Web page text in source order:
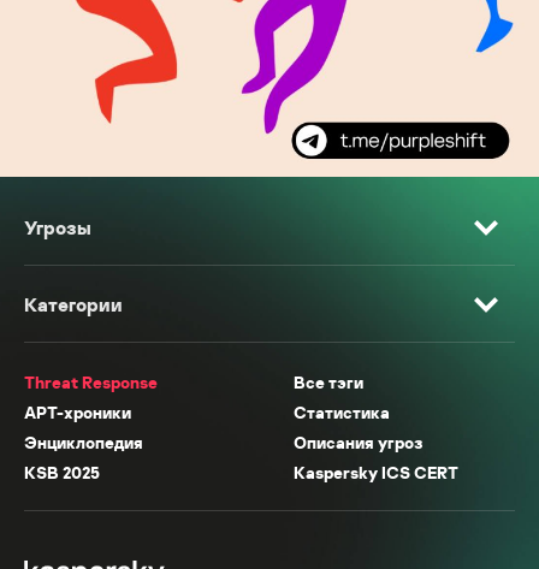
Угрозы
Категории
Threat Response
Все тэги
APT-хроники
Статистика
Энциклопедия
Описания угроз
KSB 2025
Kaspersky ICS CERT